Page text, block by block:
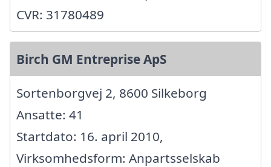
CVR: 31780489
Birch GM Entreprise ApS
Sortenborgvej 2, 8600 Silkeborg
Ansatte: 41
Startdato: 16. april 2010,
Virksomhedsform: Anpartsselskab